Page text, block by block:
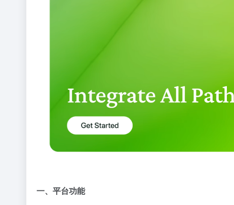
一、平台功能